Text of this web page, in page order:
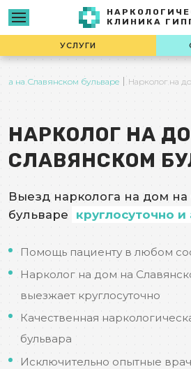
КЛИНИКА
УСЛУГИ
на Славянском бульваре Нарколог на
НАРКОЛОГ НА
СЛАВЯНСКОМ
Выезд нарколога на дом
бульваре
круглосуточно
Помощь пациенту в любом
Нарколог на дом на
выезжает круглосуточно
Качественная
бульвара
Исключительно опытные